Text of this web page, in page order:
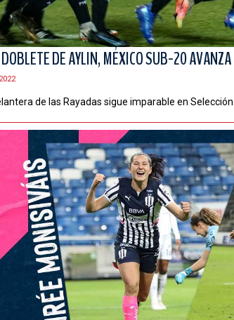
DE AYLIN, MÉXICO SUB-20
de las Rayadas sigue imparable en